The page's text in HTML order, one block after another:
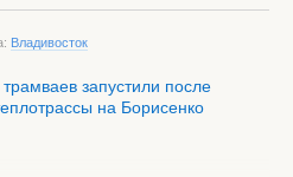
Владивосток
запустили после
на Борисенко